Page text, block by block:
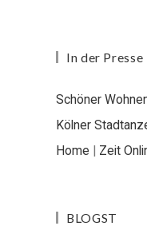
In der Presse
Schöner
Kölner
Home | Zeit
BLOGST